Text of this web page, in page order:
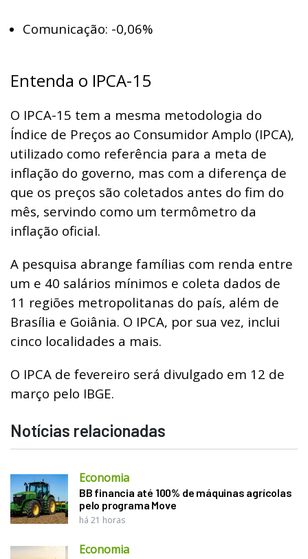
Comunicação: -0,06%
Entenda o IPCA-15
O IPCA-15 tem a mesma metodologia do
Índice de Preços ao Consumidor Amplo (IPCA),
utilizado como referência para a meta de
inflação do governo, mas com a diferença de
que os preços são coletados antes do fim do
mês, servindo como um termômetro da
inflação oficial.
A pesquisa abrange famílias com renda entre
um e 40 salários mínimos e coleta dados de
11 regiões metropolitanas do país, além de
Brasília e Goiânia. O IPCA, por sua vez, inclui
cinco localidades a mais.
O IPCA de fevereiro será divulgado em 12 de
março pelo IBGE.
Notícias relacionadas
Economia
BB financia até 100% de máquinas agrícolas
pelo programa Move
há 21 horas
Economia